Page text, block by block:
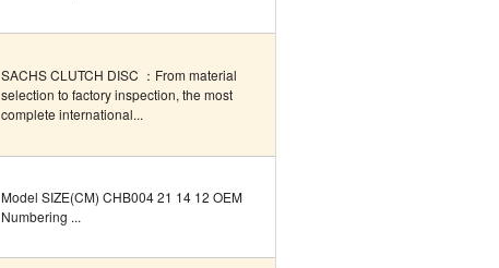
SACHS CLUTCH DISC ：From material
selection to factory inspection, the most
complete international...
Model SIZE(CM) CHB004 21 14 12 OEM
Numbering ...